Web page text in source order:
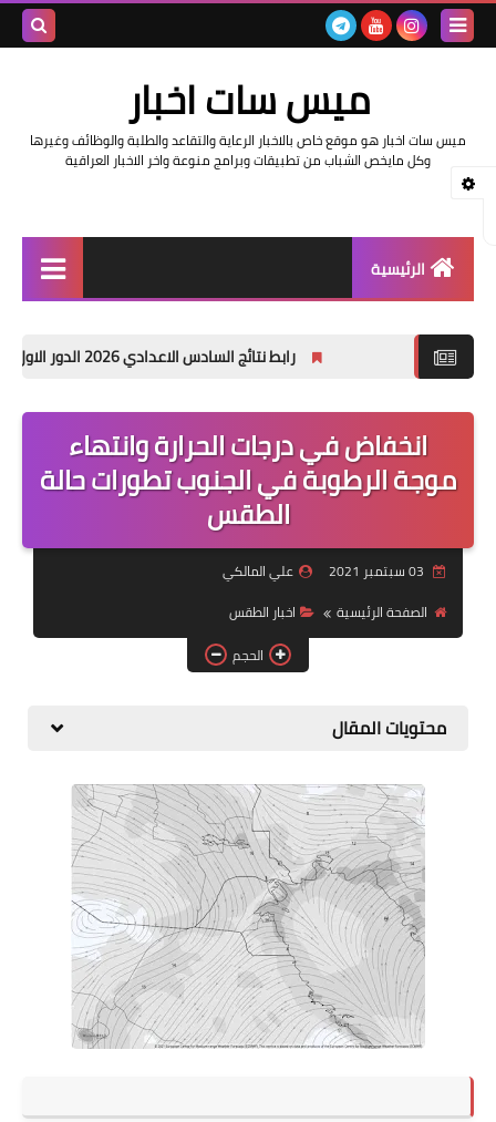
ميس سات اخبار
ميس سات اخبار هو موقع خاص بالاخبار الرعاية والتقاعد والطلبة والوظائف وغيرها
وكل مايخص الشباب من تطبيقات وبرامج منوعة واخر الاخبار العراقية
الرئيسية
اخبار وزارة التربية والتعليم
اخبار وزارة العمل وهيئة
التقاعد
قسم التطبيقات
قطع الاراضي
الربح من الانترنت
رابط نتائج السادس الاعدادي 2026 الدور الاول في العراق | موقع نتائجنا
انخفاض في درجات الحرارة وانتهاء
موجة الرطوبة في الجنوب تطورات حالة
الطقس
علي المالكي
الصفحة الرئيسية
اخبار الطقس
الحجم
محتويات المقال